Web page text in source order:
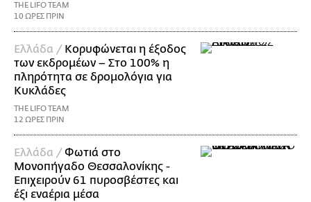
THE LIFO TEAM
10 ΩΡΕΣ ΠΡΙΝ
Ελλάδα / Κορυφώνεται η έξοδος
των εκδρομέων – Στο 100% η
πληρότητα σε δρομολόγια για
Κυκλάδες
THE LIFO TEAM
12 ΩΡΕΣ ΠΡΙΝ
Ελλάδα / Φωτιά στο
Μονοπήγαδο Θεσσαλονίκης -
Επιχειρούν 61 πυροσβέστες και
έξι εναέρια μέσα